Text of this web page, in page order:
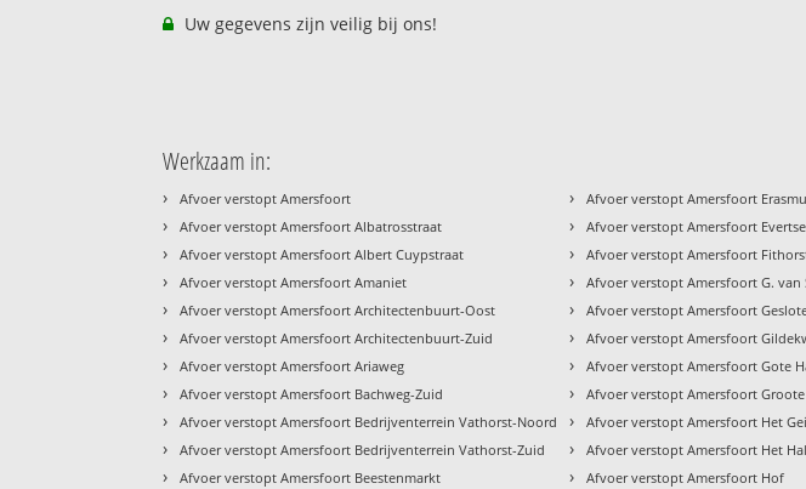
Uw gegevens zijn veilig bij ons!
Werkzaam in:
› Afvoer verstopt Amersfoort
› Afvoer verstopt Amersfoort Albatrosstraat
› Afvoer verstopt Amersfoort Albert Cuypstraat
› Afvoer verstopt Amersfoort Amaniet
› Afvoer verstopt Amersfoort Architectenbuurt-Oost
› Afvoer verstopt Amersfoort Architectenbuurt-Zuid
› Afvoer verstopt Amersfoort Ariaweg
› Afvoer verstopt Amersfoort Bachweg-Zuid
› Afvoer verstopt Amersfoort Bedrijventerrein Vathorst-Noord
› Afvoer verstopt Amersfoort Bedrijventerrein Vathorst-Zuid
› Afvoer verstopt Amersfoort Beestenmarkt
› Afvoer verstopt Amersfoort
› Afvoer verstopt Amersfoort
› Afvoer verstopt Amersfoort
› Afvoer verstopt Amersfoort G.
› Afvoer verstopt Amersfoort
› Afvoer verstopt Amersfoort
› Afvoer verstopt Amersfoort Gote
› Afvoer verstopt Amersfoort
› Afvoer verstopt Amersfoort Het
› Afvoer verstopt Amersfoort Het
› Afvoer verstopt Amersfoort Hof